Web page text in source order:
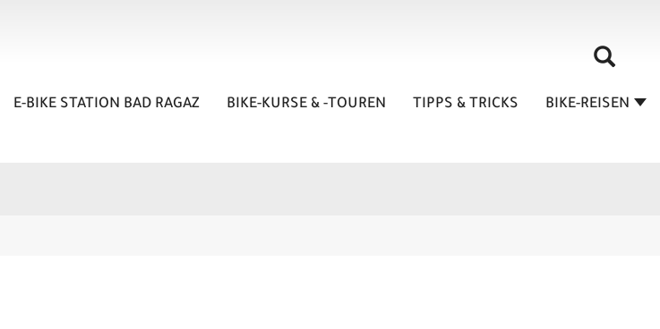
E-BIKE STATION BAD RAGAZ BIKE-KURSE & -TOUREN TIPPS & TRICKS BIKE-REISEN